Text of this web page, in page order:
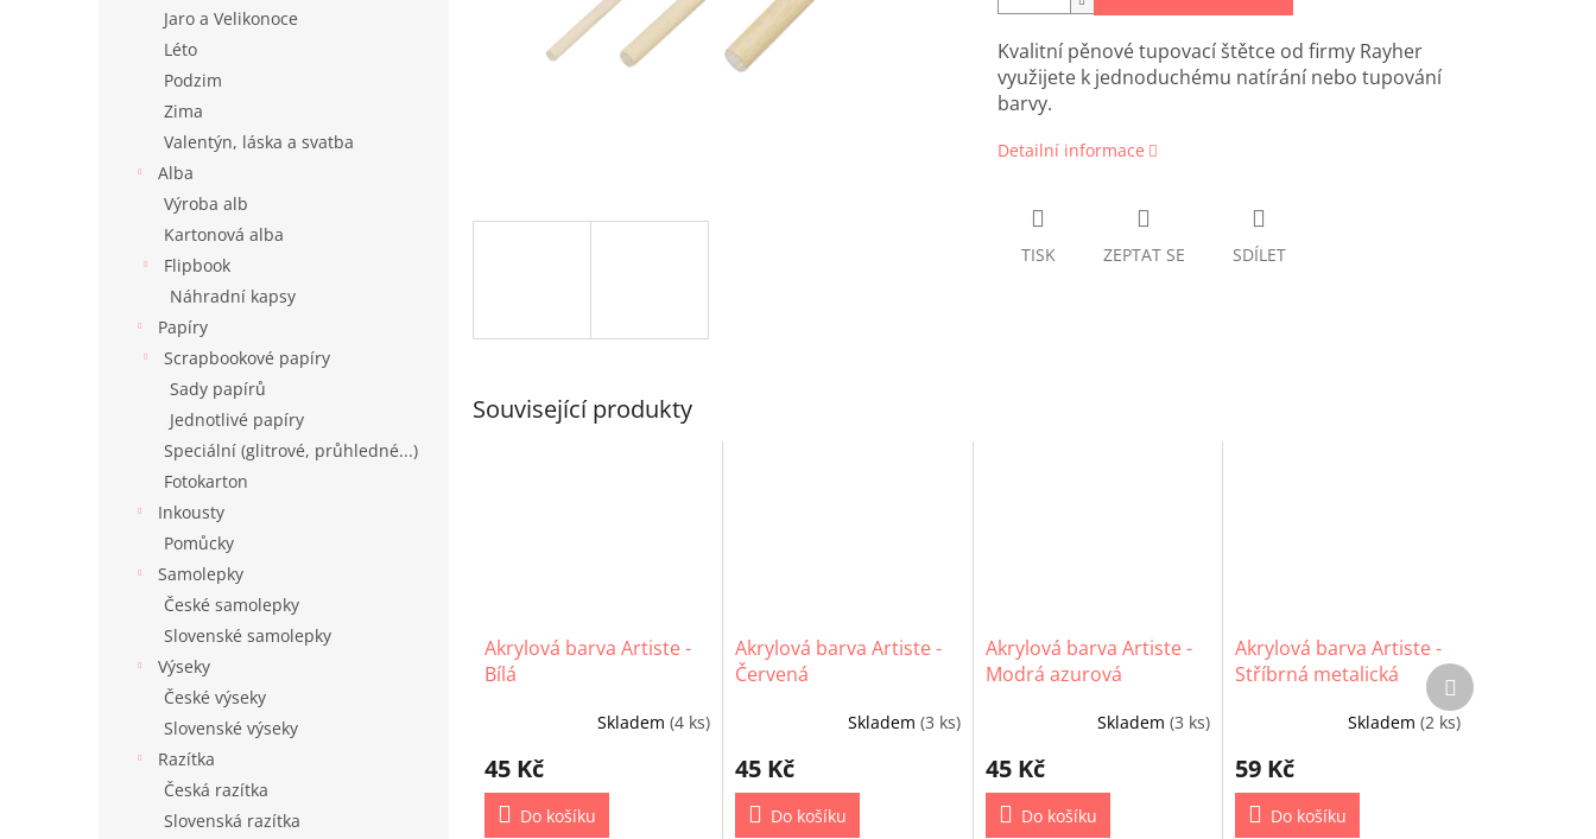
Jaro a Velikonoce
Léto
Podzim
Zima
Valentýn, láska a svatba
Alba
Výroba alb
Kartonová alba
Flipbook
Náhradní kapsy
Papíry
Scrapbookové papíry
Sady papírů
Jednotlivé papíry
Speciální (glitrové, průhledné...)
Fotokarton
Inkousty
Pomůcky
Samolepky
České samolepky
Slovenské samolepky
Výseky
České výseky
Slovenské výseky
Razítka
Česká razítka
Slovenská razítka
Kvalitní pěnové tupovací štětce od firmy Rayher
využijete k jednoduchému natírání nebo tupování
barvy.
Detailní informace
TISK ZEPTAT SE SDÍLET
Související produkty
Akrylová barva Artiste -
Bílá
Skladem (4 ks)
45 Kč
Do košíku
Akrylová barva Artiste -
Červená
Skladem (3 ks)
45 Kč
Do košíku
Akrylová barva Artiste -
Modrá azurová
Skladem(3 ks)
45 Kč
Do košíku
Akrylová barva Artiste -
Stříbrná metalická
Skladem (2 ks)
59 Kč
Do košíku
Další
produkt